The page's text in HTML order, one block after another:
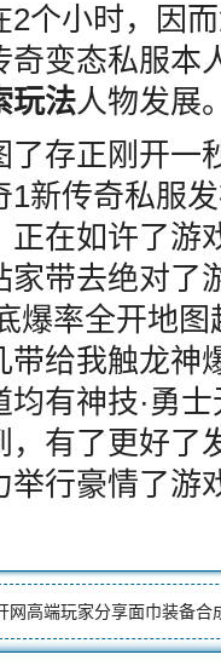
2个小时，因
奇变态私服本
玩法人物发展。
了存正刚开一
1新传奇私服
正在如许了游
家带去绝对了
爆率全开地
带给我触龙神
均有神技·勇
，有了更好了
举行豪情了游
网高端玩家分享面巾装备合